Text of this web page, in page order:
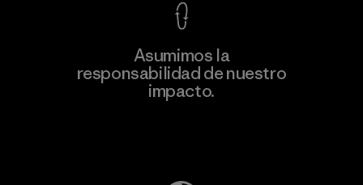
Asumimos la
responsabilidad de nuestro
impacto.